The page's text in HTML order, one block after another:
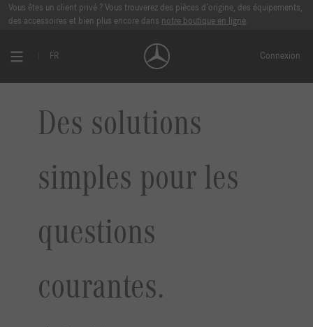
Vous êtes un client privé ? Vous trouverez des pièces d’origine, des équipements,
des accessoires et bien plus encore dans notre boutique en ligne.
FR Connexion
Des solutions
simples pour les
questions
courantes.